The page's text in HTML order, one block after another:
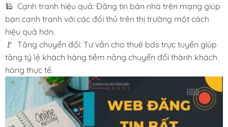
🕌 Cạnh tranh hiệu quả: Đăng tin bán nhà trên mạng giúp
bạn cạnh tranh với các đối thủ trên thị trường một cách
hiệu quả hơn.
🚩 Tăng chuyển đổi: Tư vấn cho thuê bds trực tuyến giúp
tăng tỷ lệ khách hàng tiềm năng chuyển đổi thành khách
hàng thực tế.